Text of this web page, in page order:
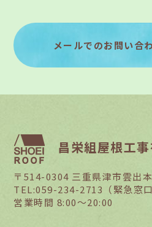
メールでのお問い合
昌栄組屋根工
〒514-0304 三重県津市雲出
TEL:059-234-2713（緊急窓
営業時間 8:00～20:00